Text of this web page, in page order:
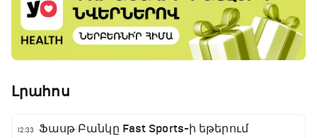
Լրահոս
12:33
Ֆասթ Բանկը Fast Sports-ի եթերում